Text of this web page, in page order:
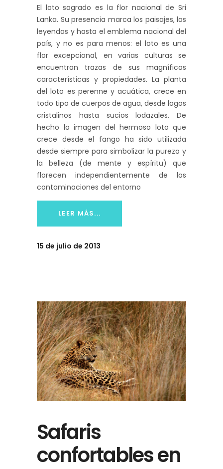
El loto sagrado es la flor nacional de Sri
Lanka. Su presencia marca los paisajes, las
leyendas y hasta el emblema nacional del
país, y no es para menos: el loto es una
flor excepcional, en varias culturas se
encuentran trazas de sus magníficas
características y propiedades. La planta
del loto es perenne y acuática, crece en
todo tipo de cuerpos de agua, desde lagos
cristalinos hasta sucios lodazales. De
hecho la imagen del hermoso loto que
crece desde el fango ha sido utilizada
desde siempre para simbolizar la pureza y
la belleza (de mente y espíritu) que
florecen independientemente de las
contaminaciones del entorno
LEER MÁS...
15 de julio de 2013
Safaris
confortables en